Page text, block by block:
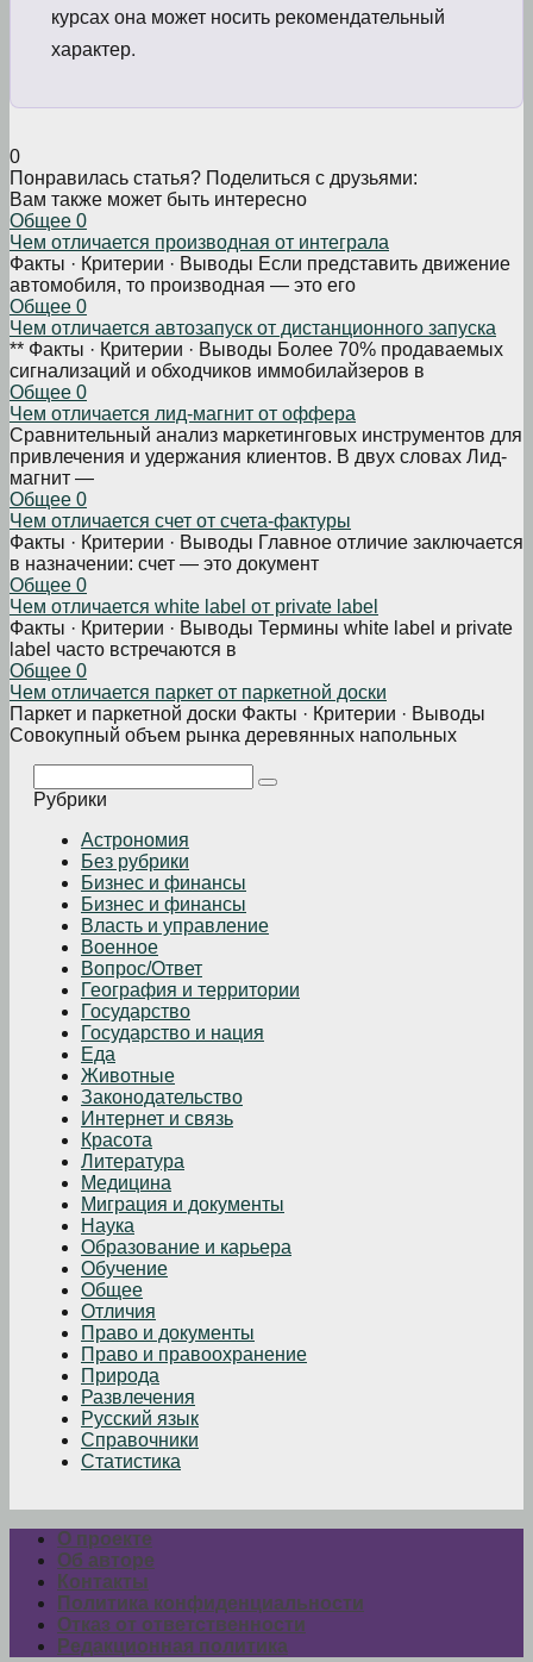
курсах она может носить рекомендательный
характер.
0
Понравилась статья? Поделиться с друзьями:
Вам также может быть интересно
Общее 0
Чем отличается производная от интеграла
Факты · Критерии · Выводы Если представить движение
автомобиля, то производная — это его
Общее 0
Чем отличается автозапуск от дистанционного запуска
** Факты · Критерии · Выводы Более 70% продаваемых
сигнализаций и обходчиков иммобилайзеров в
Общее 0
Чем отличается лид-магнит от оффера
Сравнительный анализ маркетинговых инструментов для
привлечения и удержания клиентов. В двух словах Лид-
магнит —
Общее 0
Чем отличается счет от счета-фактуры
Факты · Критерии · Выводы Главное отличие заключается
в назначении: счет — это документ
Общее 0
Чем отличается white label от private label
Факты · Критерии · Выводы Термины white label и private
label часто встречаются в
Общее 0
Чем отличается паркет от паркетной доски
Паркет и паркетной доски Факты · Критерии · Выводы
Совокупный объем рынка деревянных напольных
Рубрики
Астрономия
Без рубрики
Бизнеc и финансы
Бизнес и финансы
Власть и управление
Военное
Вопрос/Ответ
География и территории
Государство
Государство и нация
Еда
Животные
Законодательство
Интернет и связь
Красота
Литература
Медицина
Миграция и документы
Наука
Образование и карьера
Обучение
Общее
Отличия
Право и документы
Право и правоохранение
Природа
Развлечения
Русский язык
Справочники
Статистика
О проекте
Об авторе
Контакты
Политика конфиденциальности
Отказ от ответственности
Редакционная политика